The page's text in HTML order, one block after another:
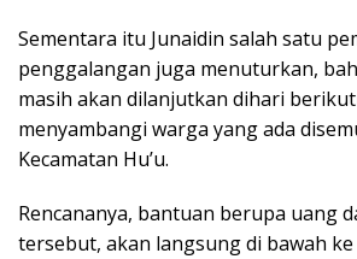
Sementara itu Junaidin salah satu
penggalangan juga menuturkan,
masih akan dilanjutkan dihari
menyambangi warga yang ada
Kecamatan Hu’u.
Rencananya, bantuan berupa uang
tersebut, akan langsung di bawah